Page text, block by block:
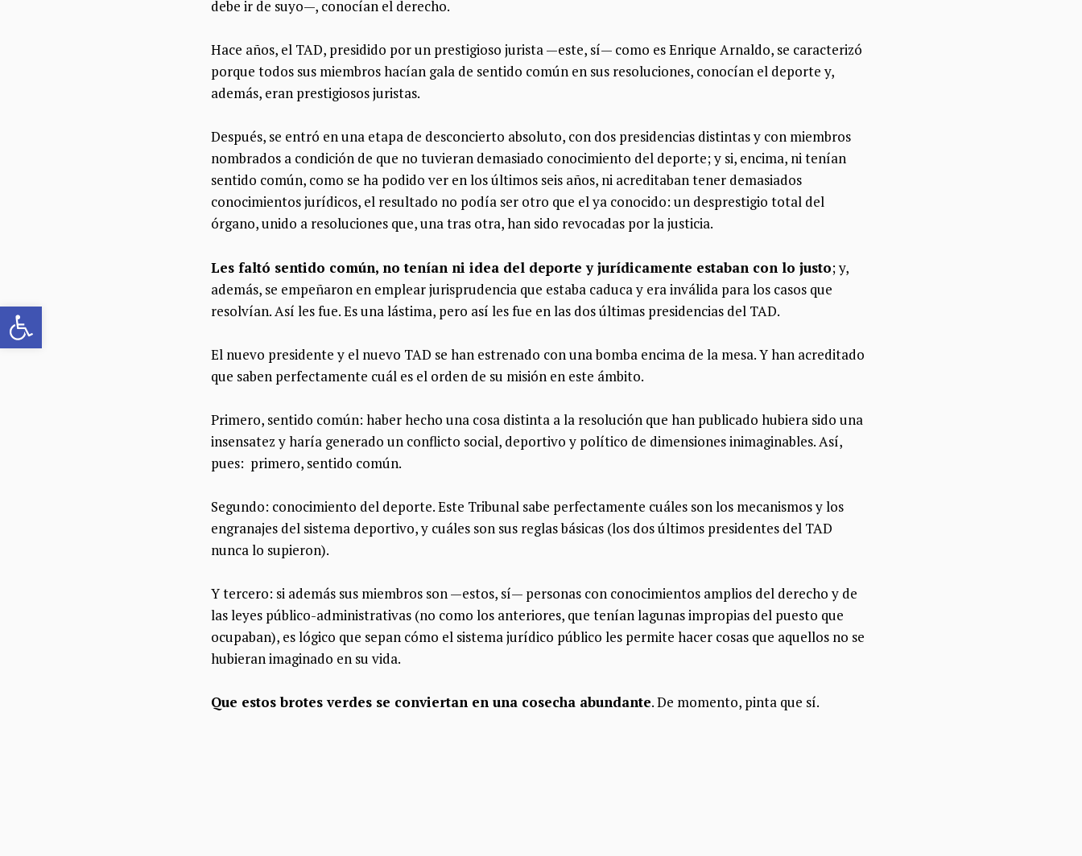
Abrir barra de herramientas
debe ir de suyo—, conocían el derecho.
Hace años, el TAD, presidido por un prestigioso jurista —este, sí— como es Enrique Arnaldo, se caracterizó
porque todos sus miembros hacían gala de sentido común en sus resoluciones, conocían el deporte y,
además, eran prestigiosos juristas.
Después, se entró en una etapa de desconcierto absoluto, con dos presidencias distintas y con miembros
nombrados a condición de que no tuvieran demasiado conocimiento del deporte; y si, encima, ni tenían
sentido común, como se ha podido ver en los últimos seis años, ni acreditaban tener demasiados
conocimientos jurídicos, el resultado no podía ser otro que el ya conocido: un desprestigio total del
órgano, unido a resoluciones que, una tras otra, han sido revocadas por la justicia.
Les faltó sentido común, no tenían ni idea del deporte y jurídicamente estaban con lo justo; y,
además, se empeñaron en emplear jurisprudencia que estaba caduca y era inválida para los casos que
resolvían. Así les fue. Es una lástima, pero así les fue en las dos últimas presidencias del TAD.
El nuevo presidente y el nuevo TAD se han estrenado con una bomba encima de la mesa. Y han acreditado
que saben perfectamente cuál es el orden de su misión en este ámbito.
Primero, sentido común: haber hecho una cosa distinta a la resolución que han publicado hubiera sido una
insensatez y haría generado un conflicto social, deportivo y político de dimensiones inimaginables. Así,
pues: primero, sentido común.
Segundo: conocimiento del deporte. Este Tribunal sabe perfectamente cuáles son los mecanismos y los
engranajes del sistema deportivo, y cuáles son sus reglas básicas (los dos últimos presidentes del TAD
nunca lo supieron).
Y tercero: si además sus miembros son —estos, sí— personas con conocimientos amplios del derecho y de
las leyes público-administrativas (no como los anteriores, que tenían lagunas impropias del puesto que
ocupaban), es lógico que sepan cómo el sistema jurídico público les permite hacer cosas que aquellos no se
hubieran imaginado en su vida.
Que estos brotes verdes se conviertan en una cosecha abundante. De momento, pinta que sí.